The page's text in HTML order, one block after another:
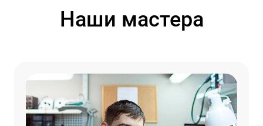
Наши мастера